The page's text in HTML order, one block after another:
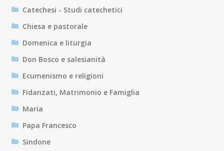
Catechesi - Studi catechetici
Chiesa e pastorale
Domenica e liturgia
Don Bosco e salesianità
Ecumenismo e religioni
Fidanzati, Matrimonio e Famiglia
Maria
Papa Francesco
Sindone